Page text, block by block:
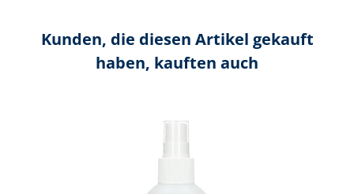
Kunden, die diesen Artikel gekauft
haben, kauften auch
Produktgalerie überspringen